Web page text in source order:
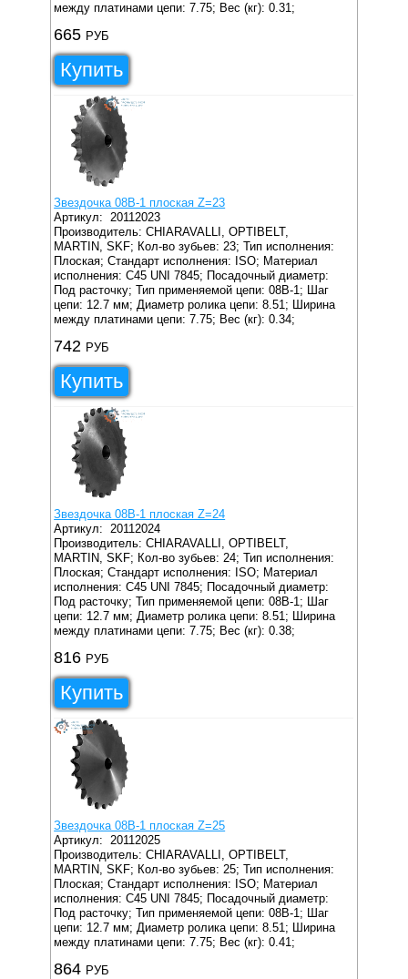
между платинами цепи: 7.75; Вес (кг): 0.31;
665 РУБ
Купить
Звездочка 08B-1 плоская Z=23
Артикул: 20112023
Производитель: CHIARAVALLI, OPTIBELT,
MARTIN, SKF; Кол-во зубьев: 23; Тип исполнения:
Плоская; Стандарт исполнения: ISO; Материал
исполнения: C45 UNI 7845; Посадочный диаметр:
Под расточку; Тип применяемой цепи: 08B-1;
Шаг
цепи: 12.7 мм; Диаметр ролика цепи: 8.51;
Ширина
между платинами цепи: 7.75; Вес (кг): 0.34;
742 РУБ
Купить
Звездочка 08B-1 плоская Z=24
Артикул: 20112024
Производитель: CHIARAVALLI, OPTIBELT,
MARTIN, SKF; Кол-во зубьев: 24; Тип исполнения:
Плоская; Стандарт исполнения: ISO; Материал
исполнения: C45 UNI 7845; Посадочный диаметр:
Под расточку; Тип применяемой цепи: 08B-1;
Шаг
цепи: 12.7 мм; Диаметр ролика цепи: 8.51;
Ширина
между платинами цепи: 7.75; Вес (кг): 0.38;
816 РУБ
Купить
Звездочка 08B-1 плоская Z=25
Артикул: 20112025
Производитель: CHIARAVALLI, OPTIBELT,
MARTIN, SKF; Кол-во зубьев: 25; Тип исполнения:
Плоская; Стандарт исполнения: ISO; Материал
исполнения: C45 UNI 7845; Посадочный диаметр:
Под расточку; Тип применяемой цепи: 08B-1;
Шаг
цепи: 12.7 мм; Диаметр ролика цепи: 8.51;
Ширина
между платинами цепи: 7.75; Вес (кг): 0.41;
864 РУБ